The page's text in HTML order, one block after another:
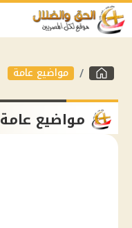
مواضيع عامة
مواضيع عامة